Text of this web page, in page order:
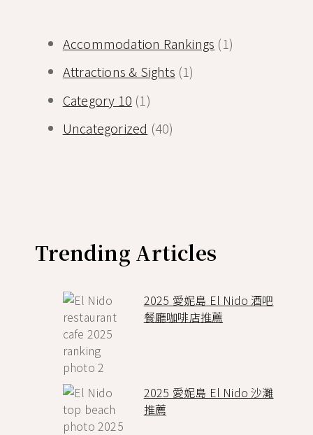
Accommodation Rankings (1)
Attractions & Sights (1)
Category 10 (1)
Uncategorized (40)
Trending Articles
2025 愛妮島 El Nido 酒吧
餐廳咖啡店推薦
2025 愛妮島 El Nido 沙灘
推薦